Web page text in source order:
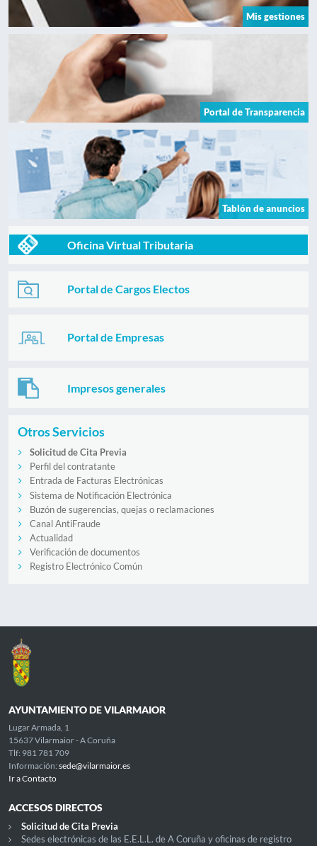
Mis gestiones
Portal de Transparencia
Tablón de anuncios
Oficina Virtual Tributaria
Portal de Cargos Electos
Portal de Empresas
Impresos generales
Otros Servicios
Solicitud de Cita Previa
Perfil del contratante
Entrada de Facturas Electrónicas
Sistema de Notificación Electrónica
Buzón de sugerencias, quejas o reclamaciones
Canal AntiFraude
Actualidad
Verificación de documentos
Registro Electrónico Común
AYUNTAMIENTO DE VILARMAIOR
Lugar Armada, 1
15637 Vilarmaior - A Coruña
Tlf: 981 781 709
Información: sede@vilarmaior.es
Ir a Contacto
ACCESOS DIRECTOS
Solicitud de Cita Previa
Sedes electrónicas de las E.E.L.L. de A Coruña y oficinas de registro